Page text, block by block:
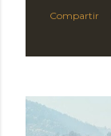
Compartir